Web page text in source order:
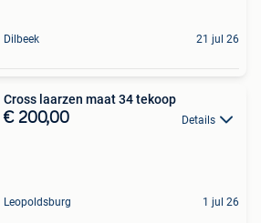
Dilbeek 21 jul 26
Cross laarzen maat 34 tekoop
€ 200,00 Details
Leopoldsburg 1 jul 26